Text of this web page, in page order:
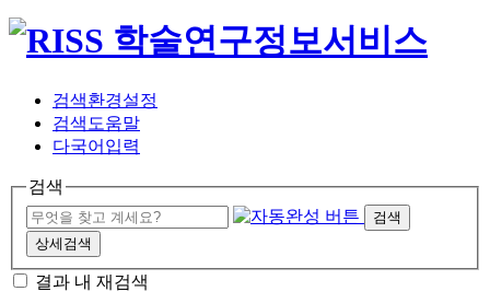
검색환경설정
검색도움말
다국어입력
검색
검색
상세검색
결과 내 재검색